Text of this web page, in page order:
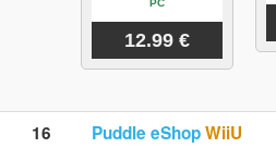
PC
12.99 €
16 Puddle eShopWiiU